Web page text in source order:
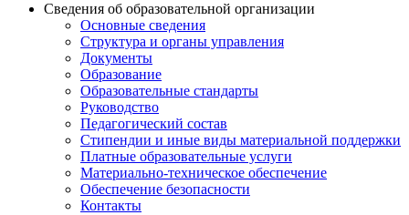
Сведения об образовательной организации
Основные сведения
Структура и органы управления
Документы
Образование
Образовательные стандарты
Руководство
Педагогический состав
Стипендии и иные виды материальной поддержки
Платные образовательные услуги
Материально-техническое обеспечение
Обеспечение безопасности
Контакты